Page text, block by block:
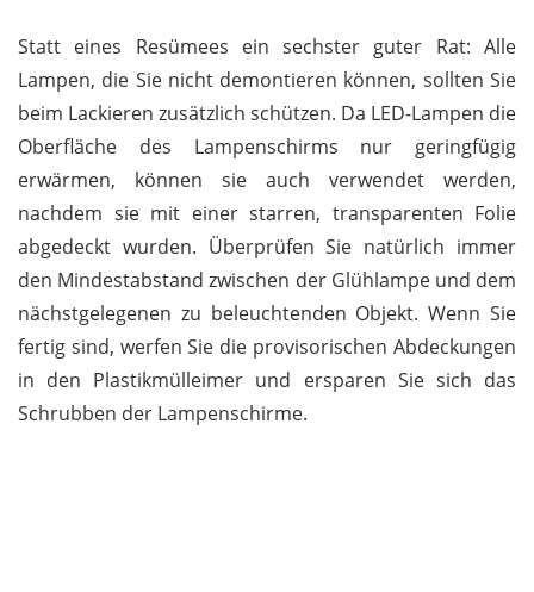
Statt eines Resümees ein sechster guter Rat: Alle
Lampen, die Sie nicht demontieren können, sollten Sie
beim Lackieren zusätzlich schützen. Da LED-Lampen die
Oberfläche des Lampenschirms nur geringfügig
erwärmen, können sie auch verwendet werden,
nachdem sie mit einer starren, transparenten Folie
abgedeckt wurden. Überprüfen Sie natürlich immer
den Mindestabstand zwischen der Glühlampe und dem
nächstgelegenen zu beleuchtenden Objekt. Wenn Sie
fertig sind, werfen Sie die provisorischen Abdeckungen
in den Plastikmülleimer und ersparen Sie sich das
Schrubben der Lampenschirme.